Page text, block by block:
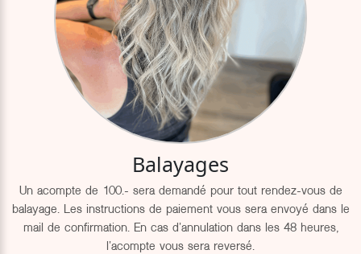
Balayages
Un acompte de 100.- sera demandé pour tout rendez-vous de
balayage. Les instructions de paiement vous sera envoyé dans le
mail de confirmation. En cas d'annulation dans les 48 heures,
l'acompte vous sera reversé.